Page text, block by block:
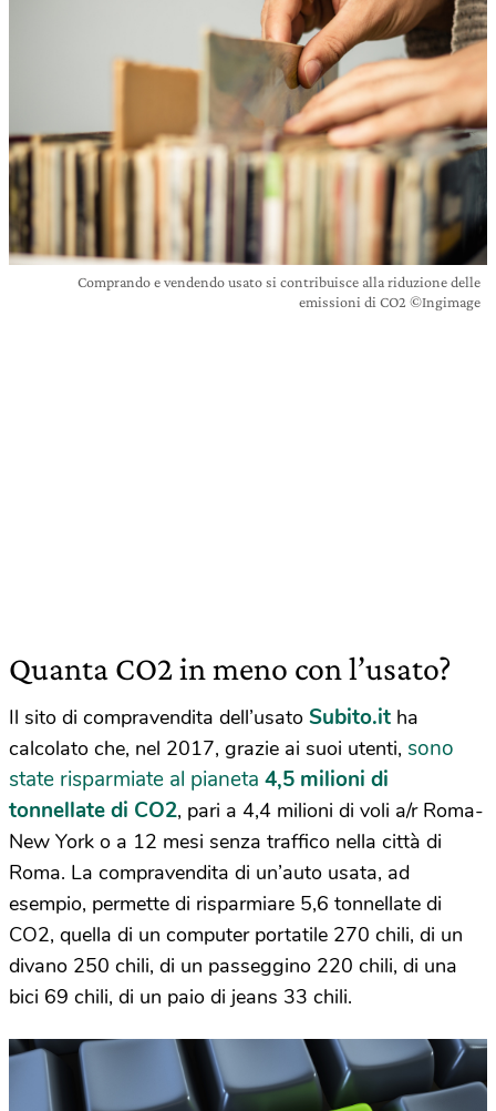
Comprando e vendendo usato si contribuisce alla riduzione delle
emissioni di CO2 ©Ingimage
Quanta CO2 in meno con l’usato?
Il sito di compravendita dell’usato Subito.it ha
calcolato che, nel 2017, grazie ai suoi utenti, sono
state risparmiate al pianeta 4,5 milioni di
tonnellate di CO2, pari a 4,4 milioni di voli a/r Roma-
New York o a 12 mesi senza traffico nella città di
Roma. La compravendita di un’auto usata, ad
esempio, permette di risparmiare 5,6 tonnellate di
CO2, quella di un computer portatile 270 chili, di un
divano 250 chili, di un passeggino 220 chili, di una
bici 69 chili, di un paio di jeans 33 chili.